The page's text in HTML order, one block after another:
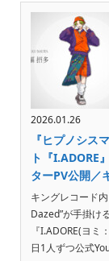
2026.01.26
『ヒプノシス
ト『I.ADORE
ターPV公開／
キングレコード内
Dazed”が手掛け
『I.ADORE(ヨ
日1人ずつ公式